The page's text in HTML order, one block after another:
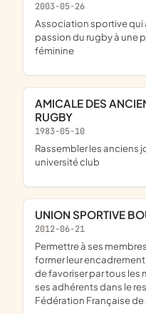
2003-05-26
association sportive qui a pour but de faire partager la
passion du rugby à une
féminine
AMICALE DES ANCIENS DU S.B.U.C. - SECTION
RUGBY
1983-05-10
rassembler les anciens joueurs du stade bordelais
université club
UNION SPORTIVE
2012-06-21
permettre à ses membres la pratique du rugby, de
former leur
de favoriser par tous
ses adhérents dans le
Fédération Française